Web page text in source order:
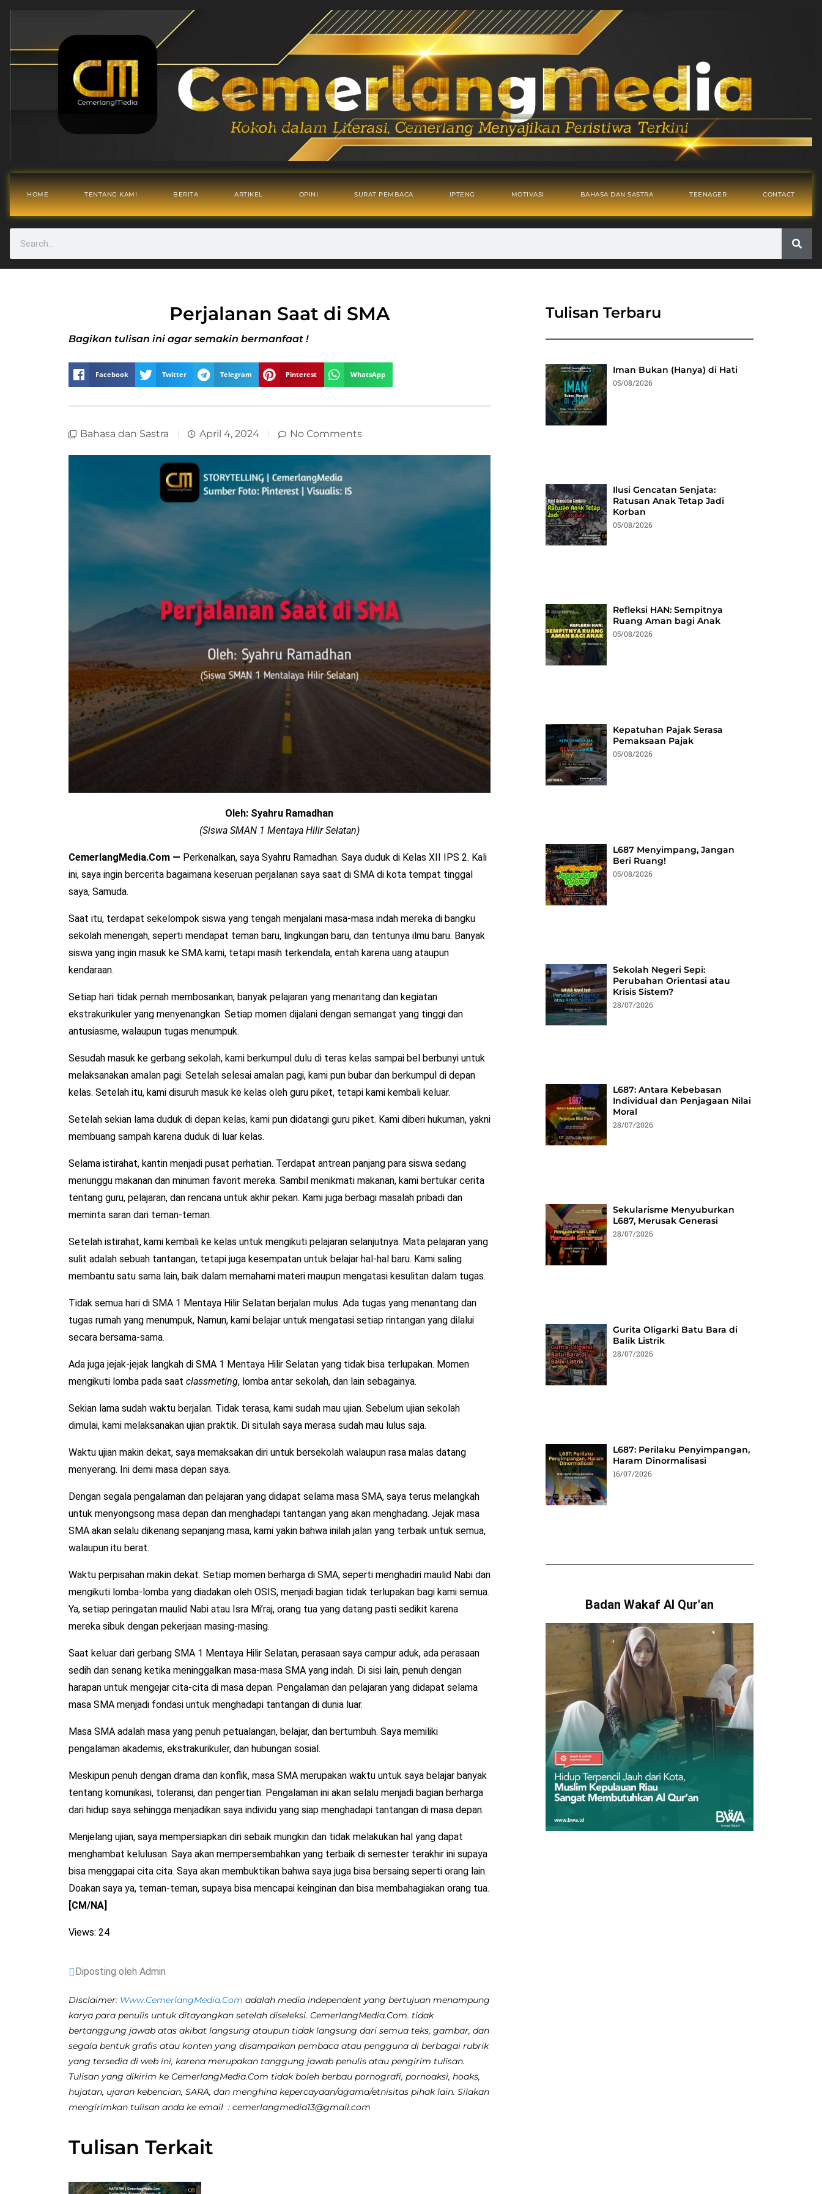
HOME TENTANG KAMI BERITA ARTIKEL OPINI SURAT PEMBACA IPTENG MOTIVASI BAHASA DAN SASTRA TEENAGER CONTACT
Perjalanan Saat di SMA
Bagikan tulisan ini agar semakin bermanfaat !
Facebook Twitter Telegram Pinterest WhatsApp
Bahasa dan Sastra April 4, 2024 No Comments
Oleh: Syahru Ramadhan
(Siswa SMAN 1 Mentaya Hilir Selatan)
CemerlangMedia.Com — Perkenalkan, saya Syahru Ramadhan. Saya duduk di Kelas XII IPS 2. Kali
ini, saya ingin bercerita bagaimana keseruan perjalanan saya saat di SMA di kota tempat tinggal
saya, Samuda.
Saat itu, terdapat sekelompok siswa yang tengah menjalani masa-masa indah mereka di bangku
sekolah menengah, seperti mendapat teman baru, lingkungan baru, dan tentunya ilmu baru. Banyak
siswa yang ingin masuk ke SMA kami, tetapi masih terkendala, entah karena uang ataupun
kendaraan.
Setiap hari tidak pernah membosankan, banyak pelajaran yang menantang dan kegiatan
ekstrakurikuler yang menyenangkan. Setiap momen dijalani dengan semangat yang tinggi dan
antusiasme, walaupun tugas menumpuk.
Sesudah masuk ke gerbang sekolah, kami berkumpul dulu di teras kelas sampai bel berbunyi untuk
melaksanakan amalan pagi. Setelah selesai amalan pagi, kami pun bubar dan berkumpul di depan
kelas. Setelah itu, kami disuruh masuk ke kelas oleh guru piket, tetapi kami kembali keluar.
Setelah sekian lama duduk di depan kelas, kami pun didatangi guru piket. Kami diberi hukuman, yakni
membuang sampah karena duduk di luar kelas.
Selama istirahat, kantin menjadi pusat perhatian. Terdapat antrean panjang para siswa sedang
menunggu makanan dan minuman favorit mereka. Sambil menikmati makanan, kami bertukar cerita
tentang guru, pelajaran, dan rencana untuk akhir pekan. Kami juga berbagi masalah pribadi dan
meminta saran dari teman-teman.
Setelah istirahat, kami kembali ke kelas untuk mengikuti pelajaran selanjutnya. Mata pelajaran yang
sulit adalah sebuah tantangan, tetapi juga kesempatan untuk belajar hal-hal baru. Kami saling
membantu satu sama lain, baik dalam memahami materi maupun mengatasi kesulitan dalam tugas.
Tidak semua hari di SMA 1 Mentaya Hilir Selatan berjalan mulus. Ada tugas yang menantang dan
tugas rumah yang menumpuk, Namun, kami belajar untuk mengatasi setiap rintangan yang dilalui
secara bersama-sama.
Ada juga jejak-jejak langkah di SMA 1 Mentaya Hilir Selatan yang tidak bisa terlupakan. Momen
mengikuti lomba pada saat classmeting, lomba antar sekolah, dan lain sebagainya.
Sekian lama sudah waktu berjalan. Tidak terasa, kami sudah mau ujian. Sebelum ujian sekolah
dimulai, kami melaksanakan ujian praktik. Di situlah saya merasa sudah mau lulus saja.
Waktu ujian makin dekat, saya memaksakan diri untuk bersekolah walaupun rasa malas datang
menyerang. Ini demi masa depan saya.
Dengan segala pengalaman dan pelajaran yang didapat selama masa SMA, saya terus melangkah
untuk menyongsong masa depan dan menghadapi tantangan yang akan menghadang. Jejak masa
SMA akan selalu dikenang sepanjang masa, kami yakin bahwa inilah jalan yang terbaik untuk semua,
walaupun itu berat.
Waktu perpisahan makin dekat. Setiap momen berharga di SMA, seperti menghadiri maulid Nabi dan
mengikuti lomba-lomba yang diadakan oleh OSIS, menjadi bagian tidak terlupakan bagi kami semua.
Ya, setiap peringatan maulid Nabi atau Isra Mi’raj, orang tua yang datang pasti sedikit karena
mereka sibuk dengan pekerjaan masing-masing.
Saat keluar dari gerbang SMA 1 Mentaya Hilir Selatan, perasaan saya campur aduk, ada perasaan
sedih dan senang ketika meninggalkan masa-masa SMA yang indah. Di sisi lain, penuh dengan
harapan untuk mengejar cita-cita di masa depan. Pengalaman dan pelajaran yang didapat selama
masa SMA menjadi fondasi untuk menghadapi tantangan di dunia luar.
Masa SMA adalah masa yang penuh petualangan, belajar, dan bertumbuh. Saya memiliki
pengalaman akademis, ekstrakurikuler, dan hubungan sosial.
Meskipun penuh dengan drama dan konflik, masa SMA merupakan waktu untuk saya belajar banyak
tentang komunikasi, toleransi, dan pengertian. Pengalaman ini akan selalu menjadi bagian berharga
dari hidup saya sehingga menjadikan saya individu yang siap menghadapi tantangan di masa depan.
Menjelang ujian, saya mempersiapkan diri sebaik mungkin dan tidak melakukan hal yang dapat
menghambat kelulusan. Saya akan mempersembahkan yang terbaik di semester terakhir ini supaya
bisa menggapai cita cita. Saya akan membuktikan bahwa saya juga bisa bersaing seperti orang lain.
Doakan saya ya, teman-teman, supaya bisa mencapai keinginan dan bisa membahagiakan orang tua.
[CM/NA]
Views: 24
Diposting oleh Admin
Disclaimer: Www.CemerlangMedia.Com adalah media independent yang bertujuan menampung
karya para penulis untuk ditayangkan setelah diseleksi. CemerlangMedia.Com. tidak
bertanggung jawab atas akibat langsung ataupun tidak langsung dari semua teks, gambar, dan
segala bentuk grafis atau konten yang disampaikan pembaca atau pengguna di berbagai rubrik
yang tersedia di web ini, karena merupakan tanggung jawab penulis atau pengirim tulisan.
Tulisan yang dikirim ke CemerlangMedia.Com tidak boleh berbau pornografi, pornoaksi, hoaks,
hujatan, ujaran kebencian, SARA, dan menghina kepercayaan/agama/etnisitas pihak lain. Silakan
mengirimkan tulisan anda ke email : cemerlangmedia13@gmail.com
Tulisan Terkait
Tulisan Terbaru
Iman Bukan (Hanya) di Hati
05/08/2026
Ilusi Gencatan Senjata:
Ratusan Anak Tetap Jadi
Korban
05/08/2026
Refleksi HAN: Sempitnya
Ruang Aman bagi Anak
05/08/2026
Kepatuhan Pajak Serasa
Pemaksaan Pajak
05/08/2026
L687 Menyimpang, Jangan
Beri Ruang!
05/08/2026
Sekolah Negeri Sepi:
Perubahan Orientasi atau
Krisis Sistem?
28/07/2026
L687: Antara Kebebasan
Individual dan Penjagaan Nilai
Moral
28/07/2026
Sekularisme Menyuburkan
L687, Merusak Generasi
28/07/2026
Gurita Oligarki Batu Bara di
Balik Listrik
28/07/2026
L687: Perilaku Penyimpangan,
Haram Dinormalisasi
16/07/2026
Badan Wakaf Al Qur'an